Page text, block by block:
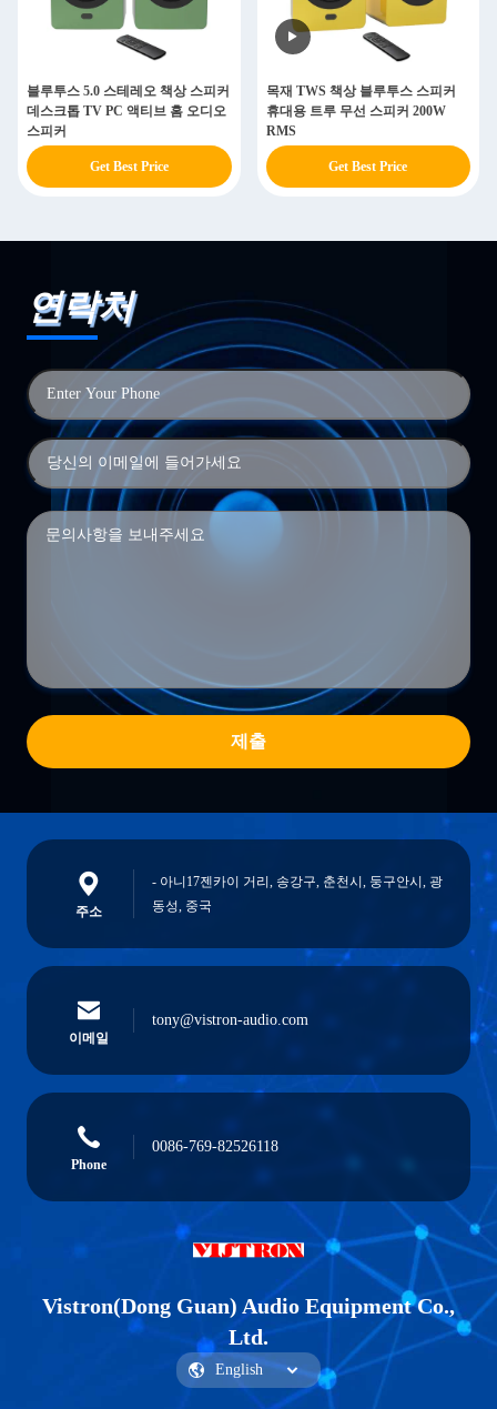
블루투스 5.0 스테레오 책상 스피커
데스크톱 TV PC 액티브 홈 오디오
스피커
Get Best Price
목재 TWS 책상 블루투스 스피커
휴대용 트루 무선 스피커 200W
RMS
Get Best Price
연락처
제출
주소
- 아니17젠카이 거리, 송강구, 춘천시, 둥구안시, 광
동성, 중국
이메일
tony@vistron-audio.com
Phone
0086-769-82526118
Vistron(Dong Guan) Audio Equipment Co.,
Ltd.